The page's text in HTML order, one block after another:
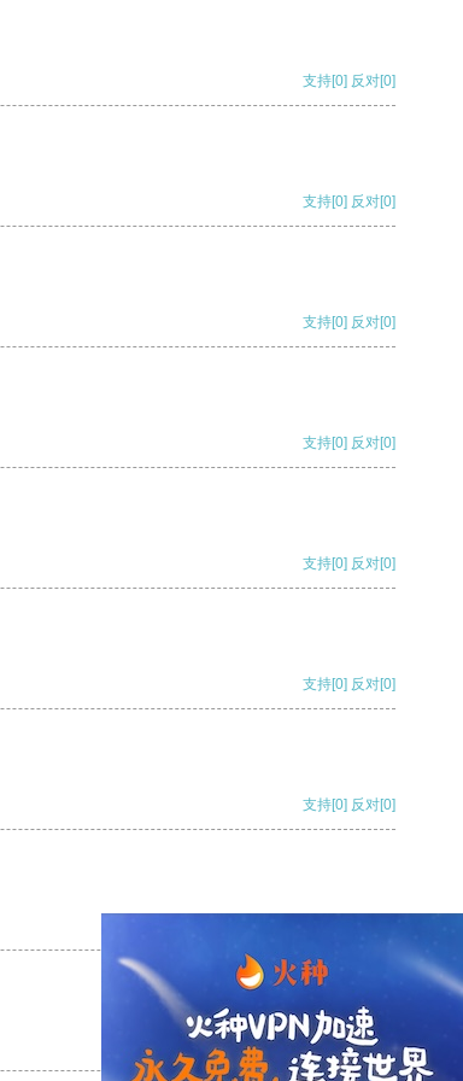
支持[0] 反对[0]
支持[0] 反对[0]
支持[0] 反对[0]
支持[0] 反对[0]
支持[0] 反对[0]
支持[0] 反对[0]
支持[0] 反对[0]
支持 [0] 反对 [0]